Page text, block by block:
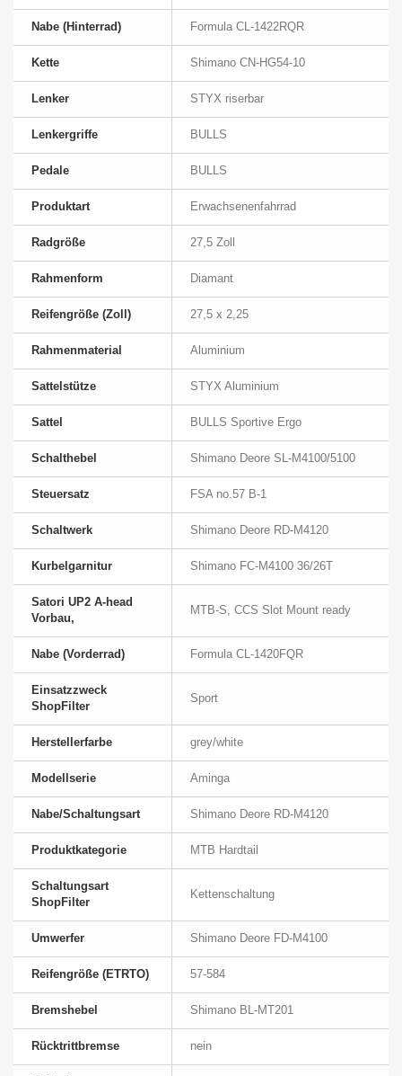
Nabe (Hinterrad) Formula CL-1422RQR
Kette Shimano CN-HG54-10
Lenker STYX riserbar
Lenkergriffe BULLS
Pedale BULLS
Produktart Erwachsenenfahrrad
Radgröße 27,5 Zoll
Rahmenform Diamant
Reifengröße (Zoll) 27,5 x 2,25
Rahmenmaterial Aluminium
Sattelstütze STYX Aluminium
Sattel BULLS Sportive Ergo
Schalthebel Shimano Deore SL-M4100/5100
Steuersatz FSA no.57 B-1
Schaltwerk Shimano Deore RD-M4120
Kurbelgarnitur Shimano FC-M4100 36/26T
Satori UP2 A-head
Vorbau,
MTB-S, CCS Slot Mount ready
Nabe (Vorderrad) Formula CL-1420FQR
Einsatzzweck
ShopFilter
Sport
Herstellerfarbe grey/white
Modellserie Aminga
Nabe/Schaltungsart Shimano Deore RD-M4120
Produktkategorie MTB Hardtail
Schaltungsart
ShopFilter
Kettenschaltung
Umwerfer Shimano Deore FD-M4100
Reifengröße (ETRTO) 57-584
Bremshebel Shimano BL-MT201
Rücktrittbremse nein